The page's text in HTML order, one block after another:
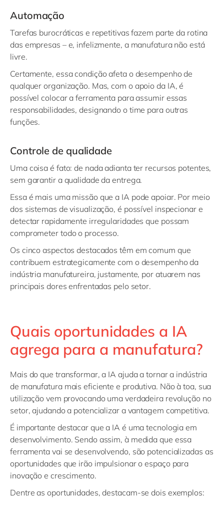
Automação
Tarefas burocráticas e repetitivas fazem parte da rotina
das empresas – e, infelizmente, a manufatura não está
livre.
Certamente, essa condição afeta o desempenho de
qualquer organização. Mas, com o apoio da IA, é
possível colocar a ferramenta para assumir essas
responsabilidades, designando o time para outras
funções.
Controle de qualidade
Uma coisa é fato: de nada adianta ter recursos potentes,
sem garantir a qualidade da entrega.
Essa é mais uma missão que a IA pode apoiar. Por meio
dos sistemas de visualização, é possível inspecionar e
detectar rapidamente irregularidades que possam
comprometer todo o processo.
Os cinco aspectos destacados têm em comum que
contribuem estrategicamente com o desempenho da
indústria manufatureira, justamente, por atuarem nas
principais dores enfrentadas pelo setor.
Quais oportunidades a IA
agrega para a manufatura?
Mais do que transformar, a IA ajuda a tornar a indústria
de manufatura mais eficiente e produtiva. Não à toa, sua
utilização vem provocando uma verdadeira revolução no
setor, ajudando a potencializar a vantagem competitiva.
É importante destacar que a IA é uma tecnologia em
desenvolvimento. Sendo assim, à medida que essa
ferramenta vai se desenvolvendo, são potencializadas as
oportunidades que irão impulsionar o espaço para
inovação e crescimento.
Dentre as oportunidades, destacam-se dois exemplos: